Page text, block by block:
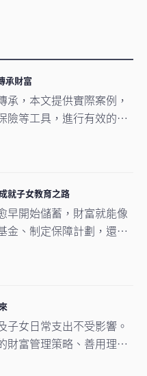
承財富
承，本文提供實際案例，
險等工具，進行有效的跨
就子女教育之路
早開始儲蓄，財富就能像
金、制定保障計劃，還是
子女日常支出不受影響。
財富管理策略、善用理財